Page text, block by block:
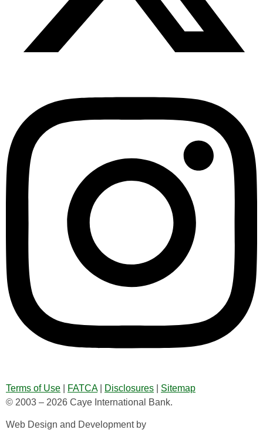
Terms of Use FATCA| Disclosures
Sitemap
© 2003 – 2026 Caye International Bank.
Web Design and Development by